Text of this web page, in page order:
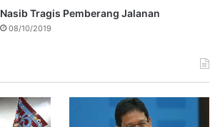
Nasib Tragis Pemberang Jalanan
08/10/2019